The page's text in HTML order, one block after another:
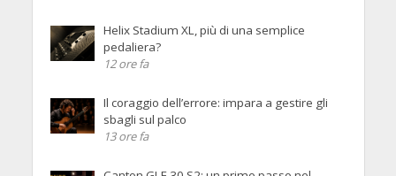
Helix Stadium XL, più di una semplice
pedaliera?
12 ore fa
Il coraggio dell’errore: impara a gestire gli
sbagli sul palco
13 ore fa